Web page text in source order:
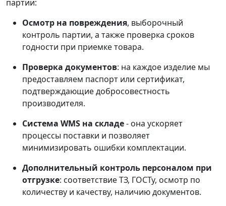
партии:
Осмотр на повреждения, выборочный
контроль партии, а также проверка сроков
годности при приемке товара.
Проверка документов: на каждое изделие мы
предоставляем паспорт или сертификат,
подтверждающие добросовестность
производителя.
Система WMS на складе- она ускоряет
процессы поставки и позволяет
минимизировать ошибки комплектации.
Дополнительный контроль персоналом при
отгрузке: соответствие ТЗ, ГОСТу, осмотр по
количеству и качеству, наличию документов.